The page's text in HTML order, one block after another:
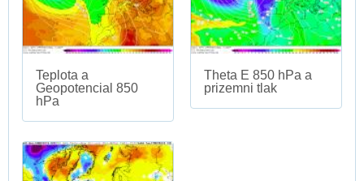
Teplota a
Geopotencial 850
hPa
Theta E 850 hPa a
prizemni tlak